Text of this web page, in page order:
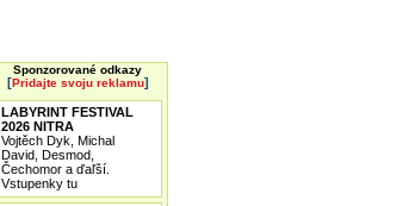
Sponzorované odkazy
[Pridajte svoju reklamu]
LABYRINT FESTIVAL
2026 NITRA
Vojtěch Dyk, Michal
David, Desmod,
Čechomor a ďaľší.
Vstupenky tu